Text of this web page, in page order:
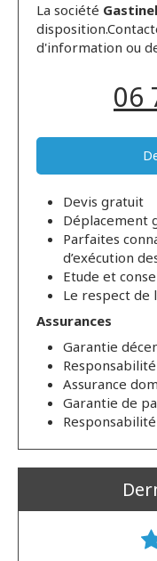
La société
d'information ou
06
Devis gratuit
Déplacement
Parfaites
d’exécution
Etude et
Le respect
Assurances
Garantie
Assurance
Garantie de